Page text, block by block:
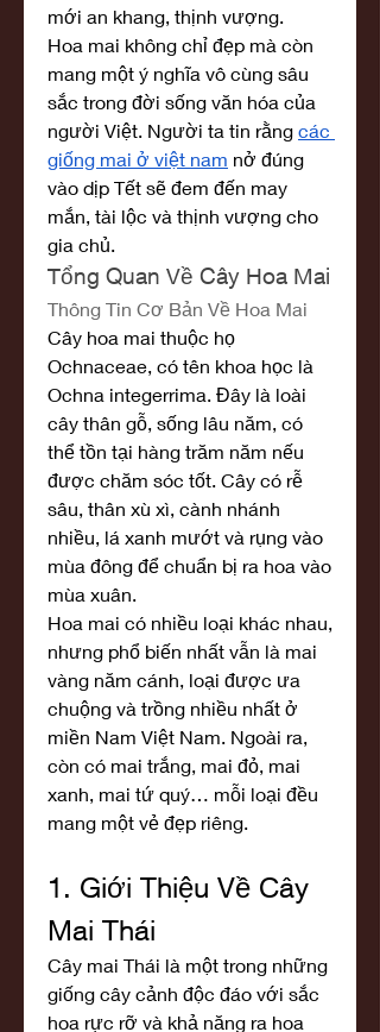
mới an khang, thịnh vượng.
Hoa mai không chỉ đẹp mà còn
mang một ý nghĩa vô cùng sâu
sắc trong đời sống văn hóa của
người Việt. Người ta tin rằng các
giống mai ở việt nam nở đúng
vào dịp Tết sẽ đem đến may
mắn, tài lộc và thịnh vượng cho
gia chủ.
Tổng Quan Về Cây Hoa Mai
Thông Tin Cơ Bản Về Hoa Mai
Cây hoa mai thuộc họ
Ochnaceae, có tên khoa học là
Ochna integerrima. Đây là loài
cây thân gỗ, sống lâu năm, có
thể tồn tại hàng trăm năm nếu
được chăm sóc tốt. Cây có rễ
sâu, thân xù xì, cành nhánh
nhiều, lá xanh mướt và rụng vào
mùa đông để chuẩn bị ra hoa vào
mùa xuân.
Hoa mai có nhiều loại khác nhau,
nhưng phổ biến nhất vẫn là mai
vàng năm cánh, loại được ưa
chuộng và trồng nhiều nhất ở
miền Nam Việt Nam. Ngoài ra,
còn có mai trắng, mai đỏ, mai
xanh, mai tứ quý… mỗi loại đều
mang một vẻ đẹp riêng.
1. Giới Thiệu Về Cây
Mai Thái
Cây mai Thái là một trong những
giống cây cảnh độc đáo với sắc
hoa rực rỡ và khả năng ra hoa